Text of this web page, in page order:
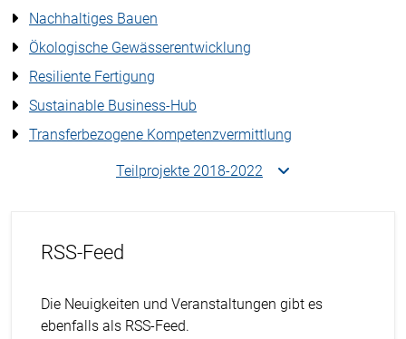
Nachhaltiges Bauen
Ökologische Gewässerentwicklung
Resiliente Fertigung
Sustainable Business-Hub
Transferbezogene Kompetenzvermittlung
Teilprojekte 2018-2022
RSS-Feed
Die Neuigkeiten und Veranstaltungen gibt es
ebenfalls als RSS-Feed.